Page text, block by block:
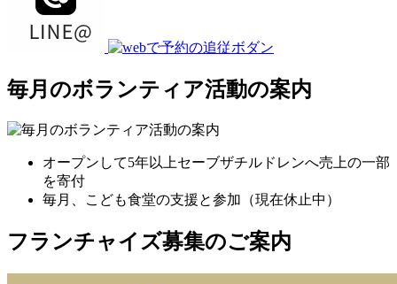
毎月のボランティア活動の案内
オープンして5年以上セーブザチルドレンへ売上の一部
を寄付
毎月、こども食堂の支援と参加（現在休止中）
フランチャイズ募集のご案内